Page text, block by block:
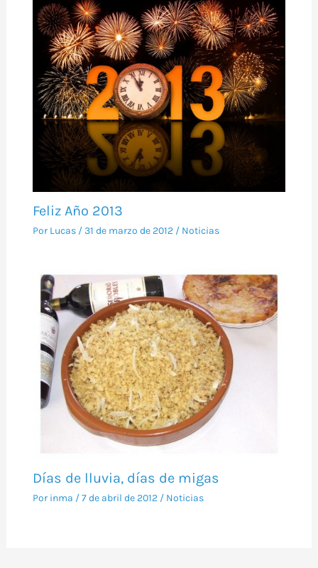
Feliz Año 2013
Por Lucas /31 de marzo de 2012 / Noticias
Días de lluvia, días de migas
Por inma /7 de abril de 2012 / Noticias